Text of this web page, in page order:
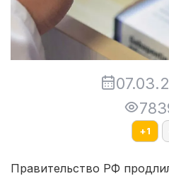
+1
Правительство РФ